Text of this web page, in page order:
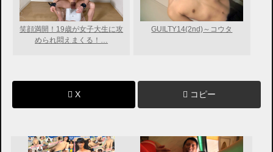
笑顔満開！19歳が女子大生に攻
められ悶えまくる！…
GUILTY14(2nd)～コウタ
X コピー